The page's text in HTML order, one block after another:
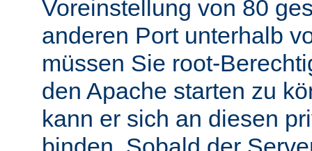
Voreinstellung von 80
anderen Port unterhalb
müssen Sie root-
den Apache starten zu
kann er sich an diesen